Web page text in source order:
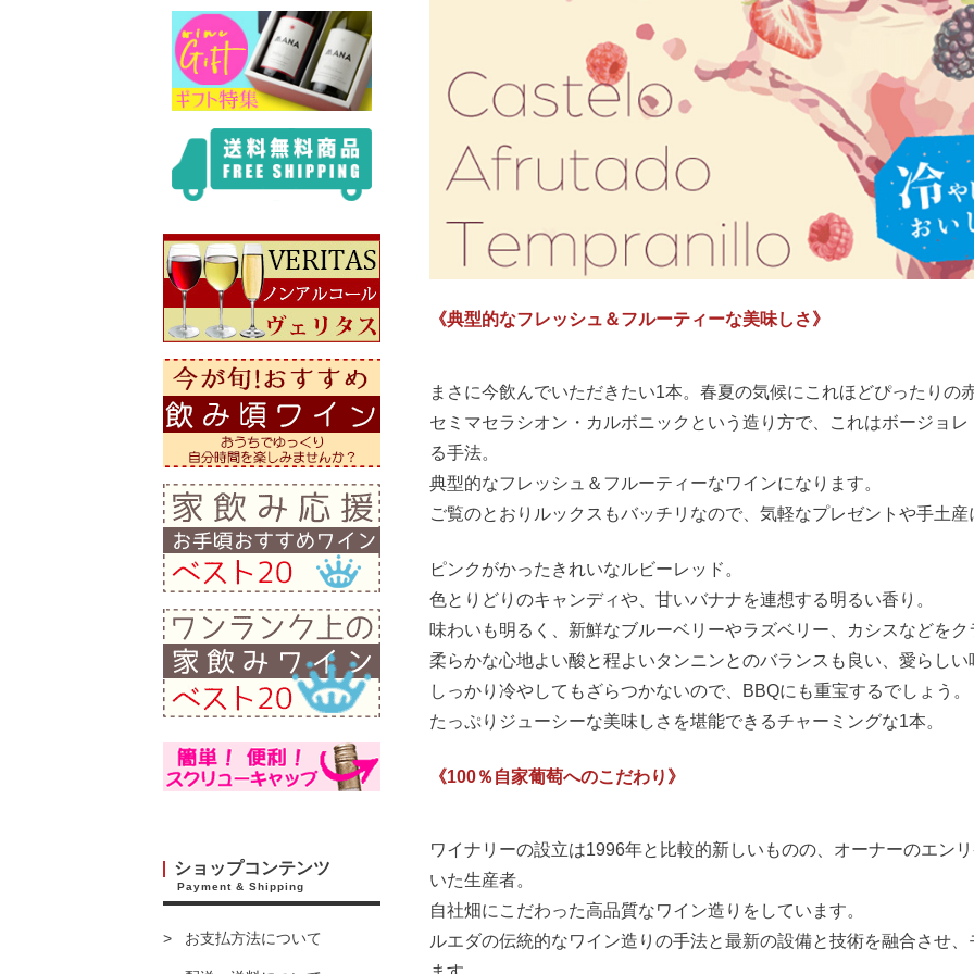
ショップコンテンツ
Payment & Shipping
お支払方法について
《典型的なフレッシュ＆フルーティーな美味しさ》
まさに今飲んでいただきたい1本。春夏の気候にこれほどぴったりの
セミマセラシオン・カルボニックという造り方で、これはボージョ
る手法。
典型的なフレッシュ＆フルーティーなワインになります。
ご覧のとおりルックスもバッチリなので、気軽なプレゼントや手土
ピンクがかったきれいなルビーレッド。
色とりどりのキャンディや、甘いバナナを連想する明るい香り。
味わいも明るく、新鮮なブルーベリーやラズベリー、カシスなどを
柔らかな心地よい酸と程よいタンニンとのバランスも良い、愛らしい
しっかり冷やしてもざらつかないので、BBQにも重宝するでしょう。
たっぷりジューシーな美味しさを堪能できるチャーミングな1本。
《100％自家葡萄へのこだわり》
ワイナリーの設立は1996年と比較的新しいものの、オーナーのエン
いた生産者。
自社畑にこだわった高品質なワイン造りをしています。
ルエダの伝統的なワイン造りの手法と最新の設備と技術を融合させ